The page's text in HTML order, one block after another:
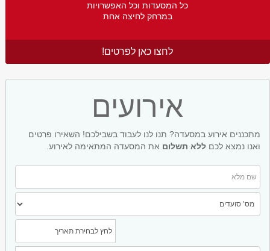
כל המסעדות וכל האפשרויות
במרחק לחיצה אחת
לחצו כאן לפרטים!
אירועים
מתכננים אירוע במסעדה? תנו לנו לעבוד בשבילכם! השאירו פרטים
ואנו נמצא לכם ללא תשלום את המסעדה המתאימה לאירוע.